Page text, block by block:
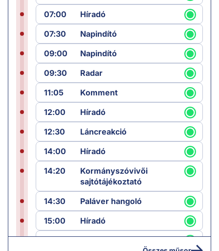
07:00
Híradó
07:30
Napindító
09:00
Napindító
09:30
Radar
11:05
Komment
12:00
Híradó
12:30
Láncreakció
14:00
Híradó
14:20
Kormányszóvivői
sajtótájékoztató
14:30
Paláver hangoló
15:00
Híradó
15:30
Paláver